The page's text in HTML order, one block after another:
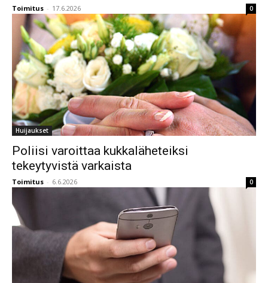
Toimitus - 17.6.2026 0
Huijaukset
Poliisi varoittaa kukkaläheteiksi
tekeytyvistä varkaista
Toimitus - 6.6.2026 0